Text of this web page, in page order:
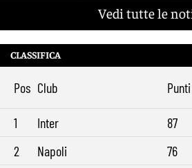
Wesley chiama Endrick alla Roma: “Se
formula con il Porto
Vedi tutte le
CLASSIFICA
Pos Club Punti
1 Inter
87
2
Napoli
76